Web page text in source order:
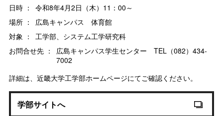
日時 ：
令和8年4月2日（木）11：00～
場所 ：
広島キャンパス 体育館
対象 ：
工学部、システム工学研究科
お問合せ先 ：
広島キャンパス学生センター TEL（082）434-
7002
詳細は、近畿大学工学部ホームページにてご確認ください。
学部サイトへ